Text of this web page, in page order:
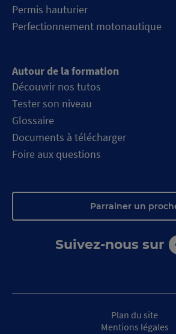
Permis hauturier
Perfectionnement motonautique
Autour de la formation
Découvrir nos tutos
Tester son niveau
Glossaire
Documents à télécharger
Foire aux questions
Parrainer un
Suivez-nous sur
Plan du site
Mentions légales